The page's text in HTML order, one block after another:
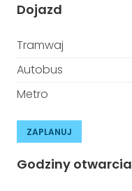
Dojazd
Tramwaj
Autobus
Metro
ZAPLANUJ
Godziny otwarcia